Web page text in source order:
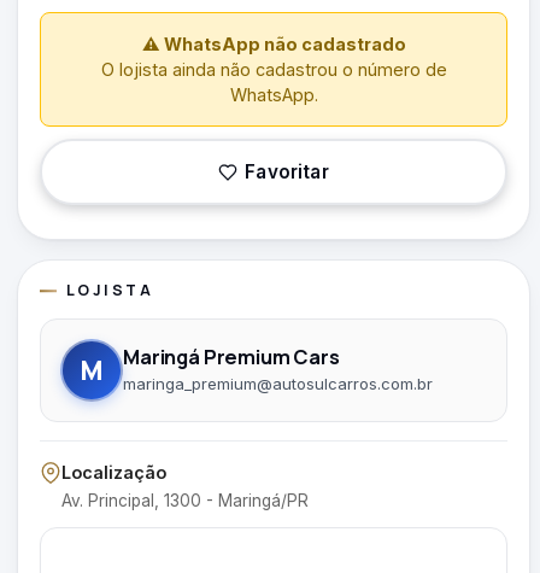
⚠ WhatsApp não cadastrado
O lojista ainda não cadastrou o número de
WhatsApp.
Favoritar
LOJISTA
M Maringá Premium Cars
maringa_premium@autosulcarros.com.br
Localização
Av. Principal, 1300 - Maringá/PR